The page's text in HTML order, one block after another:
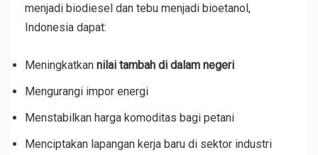
menjadi biodiesel dan tebu menjadi bioetanol,
Indonesia dapat:
Meningkatkan nilai tambah di dalam negeri
Mengurangi impor energi
Menstabilkan harga komoditas bagi petani
Menciptakan lapangan kerja baru di sektor industri